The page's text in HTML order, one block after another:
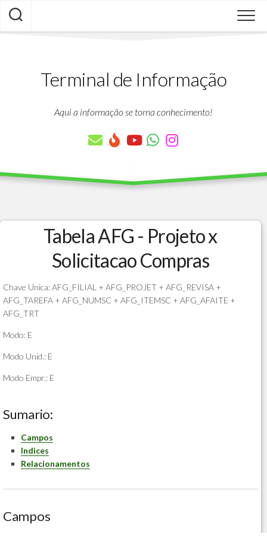
Skip
content
Terminal de Informação
Aqui a informação se torna conhecimento!
Tabela AFG - Projeto x
Solicitacao Compras
Chave Unica: AFG_FILIAL + AFG_PROJET + AFG_REVISA +
AFG_TAREFA + AFG_NUMSC + AFG_ITEMSC + AFG_AFAITE +
AFG_TRT
Modo: E
Modo Unid.: E
Modo Empr.: E
Sumario:
Campos
Indices
Relacionamentos
Campos